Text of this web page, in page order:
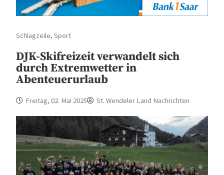
Schlagzeile,Sport
DJK-Skifreizeit verwandelt sich
durch Extremwetter in
Abenteuerurlaub
Freitag, 02. Mai 2025 St. Wendeler Land Nachrichten